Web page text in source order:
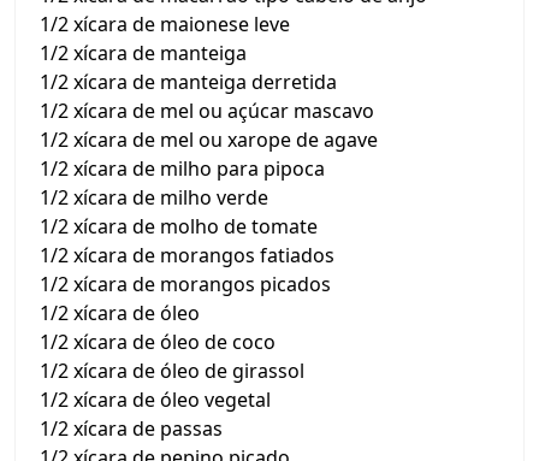
1/2 xícara de maionese leve
1/2 xícara de manteiga
1/2 xícara de manteiga derretida
1/2 xícara de mel ou açúcar mascavo
1/2 xícara de mel ou xarope de agave
1/2 xícara de milho para pipoca
1/2 xícara de milho verde
1/2 xícara de molho de tomate
1/2 xícara de morangos fatiados
1/2 xícara de morangos picados
1/2 xícara de óleo
1/2 xícara de óleo de coco
1/2 xícara de óleo de girassol
1/2 xícara de óleo vegetal
1/2 xícara de passas